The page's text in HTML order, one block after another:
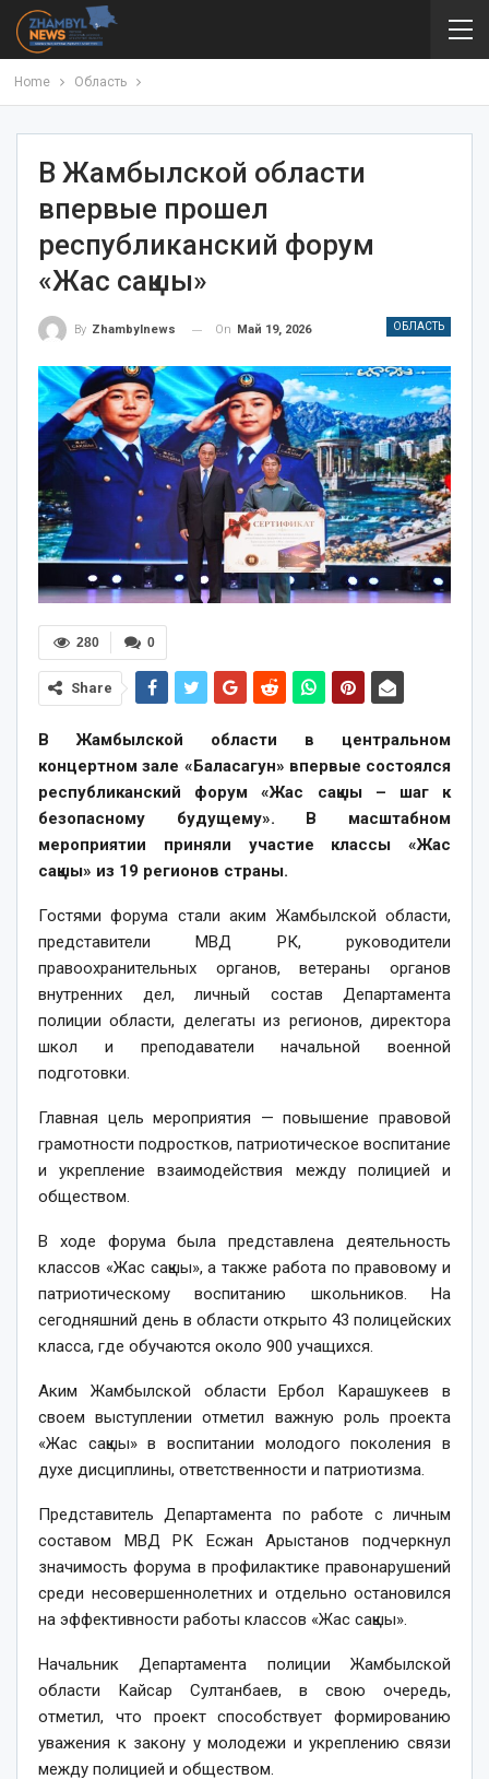
Home Область
В Жамбылской области
впервые прошел
республиканский форум
«Жас сақшы»
ОБЛАСТЬ
By Zhambylnews On Май 19, 2026
0
280
Share
В Жамбылской области в центральном
концертном зале «Баласагун» впервые состоялся
республиканский форум «Жас сақшы – шаг к
безопасному будущему». В масштабном
мероприятии приняли участие классы «Жас
сақшы» из 19 регионов страны.
Гостями форума стали аким Жамбылской области,
представители МВД РК, руководители
правоохранительных органов, ветераны органов
внутренних дел, личный состав Департамента
полиции области, делегаты из регионов, директора
школ и преподаватели начальной военной
подготовки.
Главная цель мероприятия — повышение правовой
грамотности подростков, патриотическое воспитание
и укрепление взаимодействия между полицией и
обществом.
В ходе форума была представлена деятельность
классов «Жас сақшы», а также работа по правовому и
патриотическому воспитанию школьников. На
сегодняшний день в области открыто 43 полицейских
класса, где обучаются около 900 учащихся.
Аким Жамбылской области Ербол Карашукеев в
своем выступлении отметил важную роль проекта
«Жас сақшы» в воспитании молодого поколения в
духе дисциплины, ответственности и патриотизма.
Представитель Департамента по работе с личным
составом МВД РК Есжан Арыстанов подчеркнул
значимость форума в профилактике правонарушений
среди несовершеннолетних и отдельно остановился
на эффективности работы классов «Жас сақшы».
Начальник Департамента полиции Жамбылской
области Кайсар Султанбаев, в свою очередь,
отметил, что проект способствует формированию
уважения к закону у молодежи и укреплению связи
между полицией и обществом.